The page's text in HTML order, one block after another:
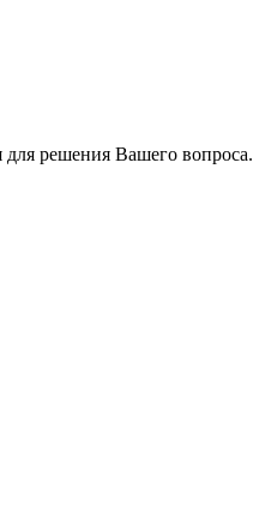
решения Вашего вопроса.